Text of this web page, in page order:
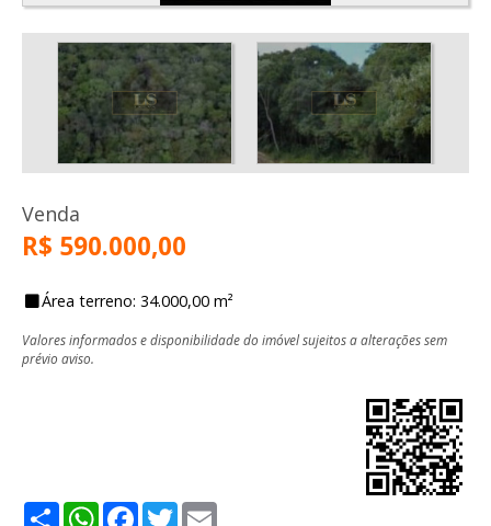
Venda
R$ 590.000,00
Área terreno: 34.000,00 m²
Valores informados e disponibilidade do imóvel sujeitos a alterações sem
prévio aviso.
ShareWhatsApp
Facebook
Twitter